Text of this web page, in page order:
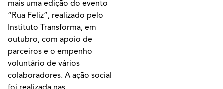
mais uma edição do evento
“Rua Feliz”, realizado pelo
Instituto Transforma, em
outubro, com apoio de
parceiros e o empenho
voluntário de vários
colaboradores. A ação social